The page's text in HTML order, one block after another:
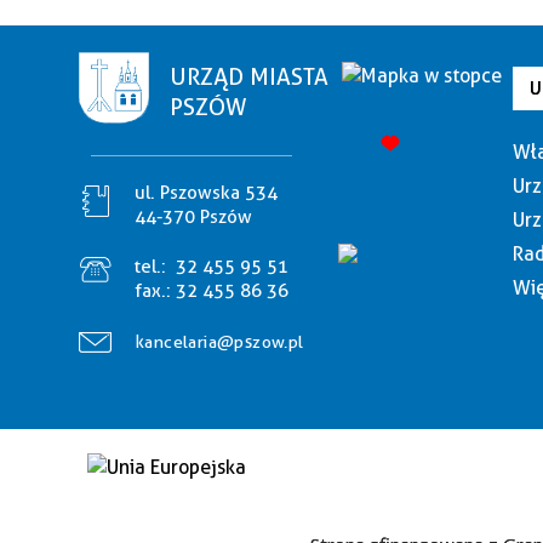
URZĄD MIASTA
PSZÓW
ul. Pszowska 534
44-370 Pszów
tel.: 32 455 95 51
fax.: 32 455 86 36
kancelaria@pszow.pl